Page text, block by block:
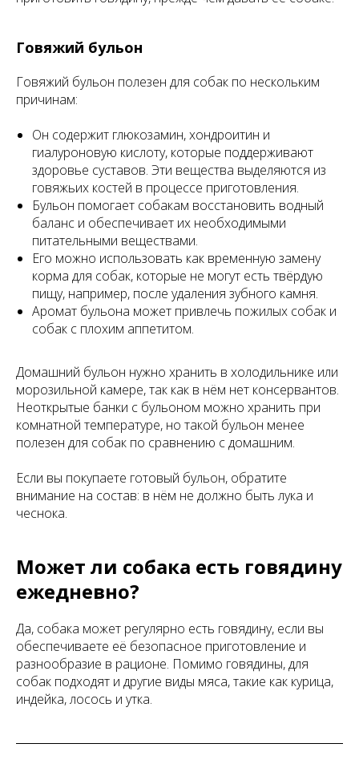
Говяжий бульон
Говяжий бульон полезен для собак по нескольким
причинам:
Он содержит глюкозамин, хондроитин и
гиалуроновую кислоту, которые поддерживают
здоровье суставов. Эти вещества выделяются из
говяжьих костей в процессе приготовления.
Бульон помогает собакам восстановить водный
баланс и обеспечивает их необходимыми
питательными веществами.
Его можно использовать как временную замену
корма для собак, которые не могут есть твёрдую
пищу, например, после удаления зубного камня.
Аромат бульона может привлечь пожилых собак и
собак с плохим аппетитом.
Домашний бульон нужно хранить в холодильнике или
морозильной камере, так как в нём нет консервантов.
Неоткрытые банки с бульоном можно хранить при
комнатной температуре, но такой бульон менее
полезен для собак по сравнению с домашним.
Если вы покупаете готовый бульон, обратите
внимание на состав: в нём не должно быть лука и
чеснока.
Может ли собака есть говядину
ежедневно?
Да, собака может регулярно есть говядину, если вы
обеспечиваете её безопасное приготовление и
разнообразие в рационе. Помимо говядины, для
собак подходят и другие виды мяса, такие как курица,
индейка, лосось и утка.